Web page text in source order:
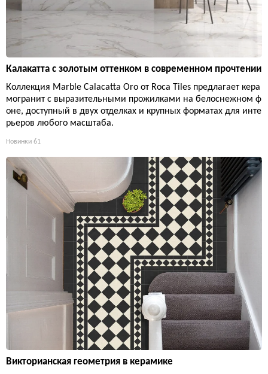
Калакатта с золотым оттенком в современном прочтении
Коллекция Marble Calacatta Oro от Roca Tiles предлагает кера
могранит с выразительными прожилками на белоснежном ф
оне, доступный в двух отделках и крупных форматах для инте
рьеров любого масштаба.
Новинки 61
Викторианская геометрия в керамике